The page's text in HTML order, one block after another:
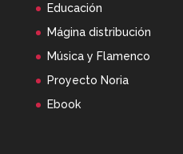
Educación
Mágina distribución
Música y Flamenco
Proyecto Noria
Ebook